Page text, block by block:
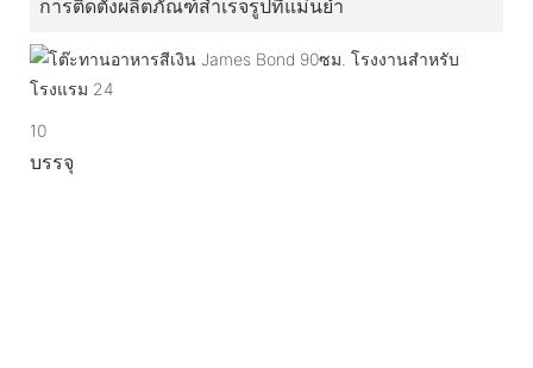
การติดตั้งผลิตภัณฑ์สำเร็จรูปที่แม่นยำ
10
บรรจุ